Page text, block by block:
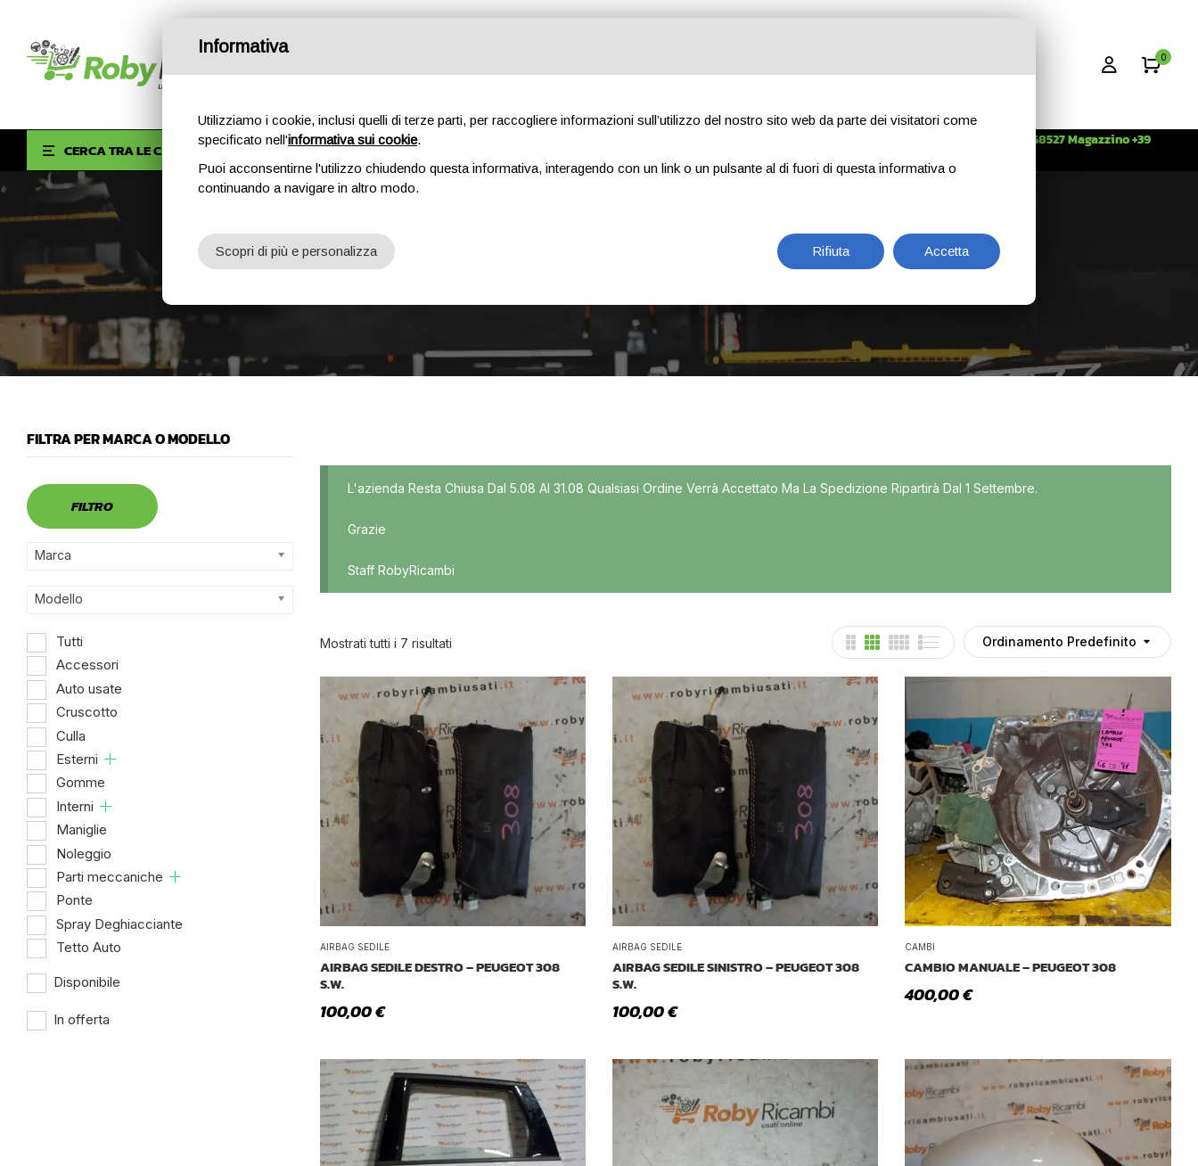
0
CERCA TRA LE CATEGORIE HOME
Info +39 3396268527 Magazzino +39
FILTRA PER MARCA O MODELLO
FILTRO
Marca
Modello
Tutti
Accessori
Auto usate
Cruscotto
Culla
Esterni
Gomme
Interni
Maniglie
Noleggio
Parti meccaniche
Ponte
Spray Deghiacciante
Tetto Auto
Disponibile
In offerta
Gomme
Interni
Parti meccaniche
Ponte
Spray Deghiacciante
Tetto Auto
Disponibile In offerta
L'azienda Resta Chiusa Dal 5.08 Al 31.08 Qualsiasi Ordine Verrà Accettato Ma La Spedizione Ripartirà Dal 1 Settembre.
Grazie
Staff RobyRicambi
Ordinamento Predefinito
Mostrati tutti i 7 risultati
AIRBAG SEDILE
AIRBAG SEDILE DESTRO – PEUGEOT 308
S.W.
100,00€
AIRBAG SEDILE
AIRBAG SEDILE SINISTRO – PEUGEOT 308
S.W.
100,00€
CAMBI
CAMBIO MANUALE – PEUGEOT 308
400,00€
Informativa
Utilizziamo i cookie, inclusi quelli di terze parti, per raccogliere informazioni sull’utilizzo del nostro sito web da parte dei visitatori come
specificato nell'informativa sui cookie.
Puoi acconsentirne l'utilizzo chiudendo questa informativa, interagendo con un link o un pulsante al di fuori di questa informativa o
continuando a navigare in altro modo.
Rifiuta Accetta
Scopri di più e personalizza